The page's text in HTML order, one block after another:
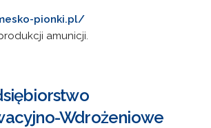
pionki.pl/
amunicji.
Wdrożeniowe